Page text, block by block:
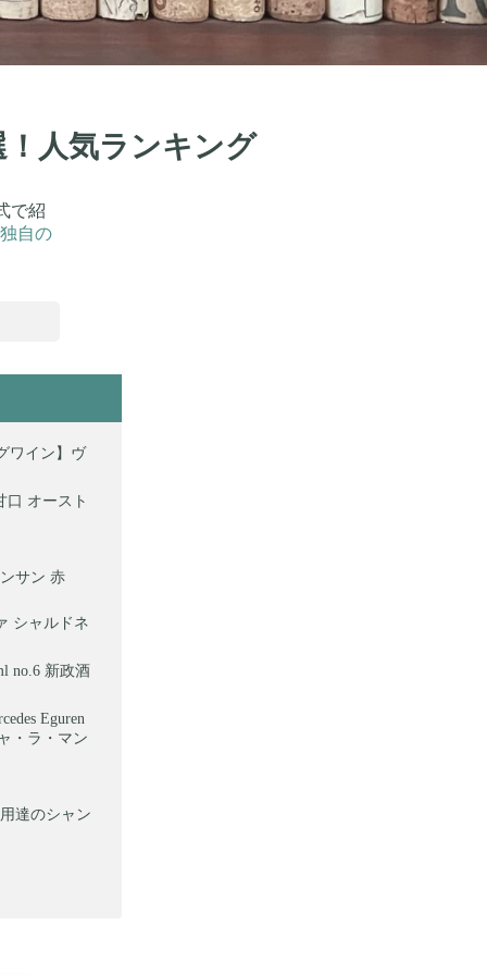
！人気ランキング
で紹
独自の
ワイン】ヴ
口 オースト
サン 赤
シャルドネ
no.6 新政酒
Eguren
・ラ・マン
達のシャン